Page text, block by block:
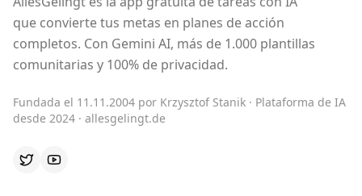
que convierte tus metas en planes de acción
completos. Con Gemini AI, más de 1.000 plantillas
comunitarias y 100% de privacidad.
Fundada el 11.11.2004 por Krzysztof Stanik · Plataforma de IA
desde 2024 · allesgelingt.de